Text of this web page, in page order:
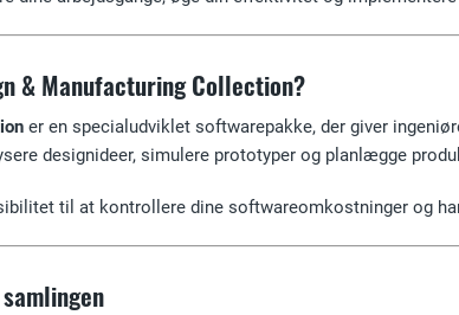
& Manufacturing Collection?
er en specialudviklet softwarepakke, der giver
designideer, simulere prototyper og planlægge
til at kontrollere dine softwareomkostninger og